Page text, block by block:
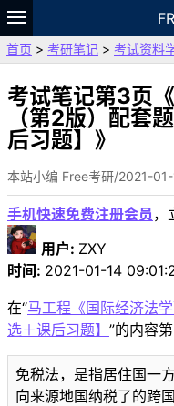
题库
故事 专题
VIP
资料
首页 > 考研笔记 > 考试资料
考试笔记第3页
（第2版）配套
后习题】》
本站小编 Free考研/2021-
手机快速免费注册会员 ，
用户: ZXY
时间: 2021-01-14
在“马工程《国际经济法
选＋课后习题】 ”的内容
免税法，是指居住国一
向来源地国纳税了的跨